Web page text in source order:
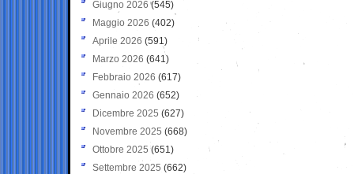
Giugno 2026 (545)
Maggio 2026 (402)
Aprile 2026 (591)
Marzo 2026 (641)
Febbraio 2026 (617)
Gennaio 2026 (652)
Dicembre 2025 (627)
Novembre 2025 (668)
Ottobre 2025 (651)
Settembre 2025 (662)